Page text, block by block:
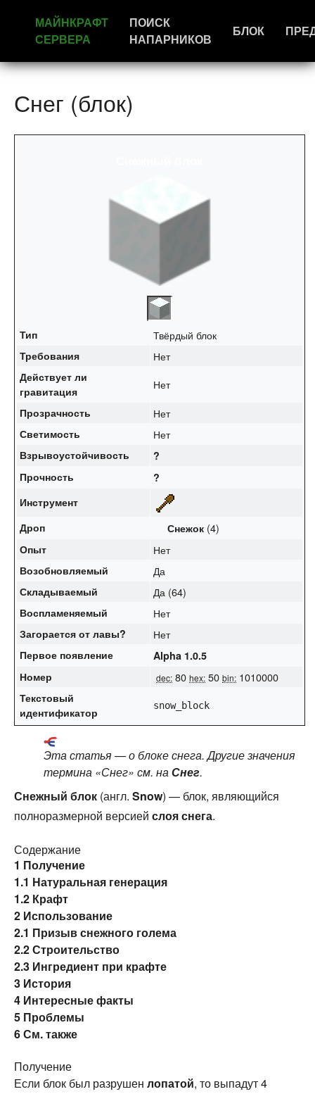
МАЙНКРАФТ
СЕРВЕРА
ПОИСК
НАПАРНИКОВ
БЛОК
Снег (блок)
Тип Твёрдый блок
Требования Нет
Действует ли
гравитация
Нет
Прозрачность Нет
Светимость Нет
Взрывоустойчивость
?
Прочность
?
Инструмент
Дроп
Снежок (4)
Опыт Нет
Возобновляемый Да
Складываемый Да (64)
Воспламеняемый Нет
Загорается от лавы? Нет
Первое появление
Alpha 1.0.5
Номер
dec: 80 hex: 50 bin: 1010000
Текстовый
идентификатор
snow_block
Эта статья — о блоке снега. Другие значения
термина «Снег» см. наСнег.
Снежный блок (англ. Snow) — блок, являющийся
полноразмерной версией слоя снега.
Содержание
1 Получение
1.1 Натуральная генерация
1.2 Крафт
2 Использование
2.1 Призыв снежного голема
2.2Строительство
2.3 Ингредиент при крафте
3 История
4 Интересные факты
5 Проблемы
6См. также
Получение
Если блок был разрушен лопатой, то выпадут 4